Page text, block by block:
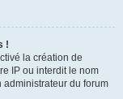
!
la création de
IP ou interdit le nom
administrateur du forum